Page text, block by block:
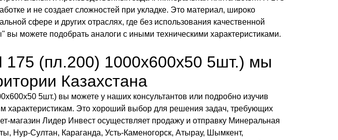
и не создает сложностей при укладке. Это материал, широко
сфере и других отраслях, где без использования качественной
можете подобрать аналоги с иными техническими характеристиками.
(пл.200) 1000х600х50 5шт.) мы
Казахстана
5шт.) вы можете у наших консультантов или подробно изучив
характеристикам. Это хороший выбор для решения задач, требующих
магазин Лидер Инвест осуществляет продажу и отправку Минеральная
Нур-Султан, Караганда, Усть-Каменогорск, Атырау, Шымкент,